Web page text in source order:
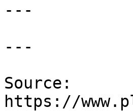
---
---
Source:
https://